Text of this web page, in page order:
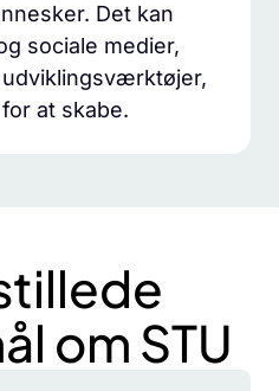
Det kan
sociale medier,
at skabe.
om STU